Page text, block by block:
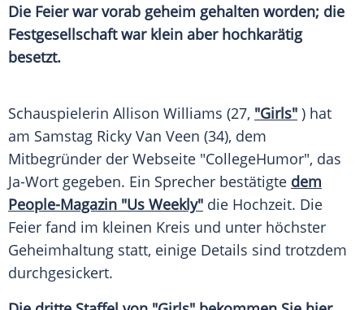
Die Feier war vorab geheim gehalten worden; die
Festgesellschaft war klein aber hochkarätig
besetzt.
Schauspielerin Allison Williams (27, "Girls" ) hat
am Samstag Ricky Van Veen (34), dem
Mitbegründer der Webseite "CollegeHumor", das
Ja-Wort gegeben. Ein Sprecher bestätigte dem
People-Magazin "Us Weekly" die Hochzeit. Die
Feier fand im kleinen Kreis und unter höchster
Geheimhaltung statt, einige Details sind trotzdem
durchgesickert.